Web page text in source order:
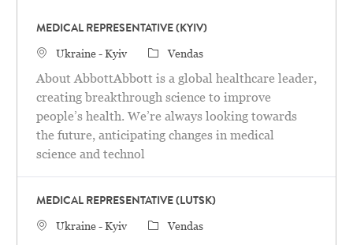
MEDICAL REPRESENTATIVE (KYIV)
Localização
Ukraine - Kyiv Categoria
Vendas
About AbbottAbbott is a global healthcare leader,
creating breakthrough science to improve
people’s health. We’re always looking towards
the future, anticipating changes in medical
science and technol
MEDICAL REPRESENTATIVE (LUTSK)
Localização
Ukraine - Kyiv Categoria
Vendas